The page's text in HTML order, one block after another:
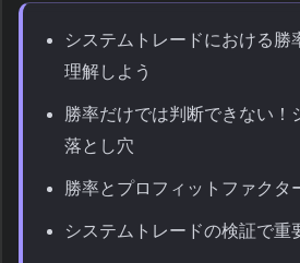
システムトレードにおける勝
理解しよう
勝率だけでは判断できない！
落とし穴
勝率とプロフィットファクタ
システムトレードの検証で重